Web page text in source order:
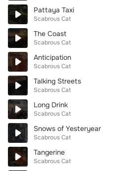
Pattaya Taxi
Scabrous Cat
The Coast
Scabrous Cat
Anticipation
Scabrous Cat
Talking Streets
Scabrous Cat
Long Drink
Scabrous Cat
Snows of Yesteryear
Scabrous Cat
Tangerine
Scabrous Cat